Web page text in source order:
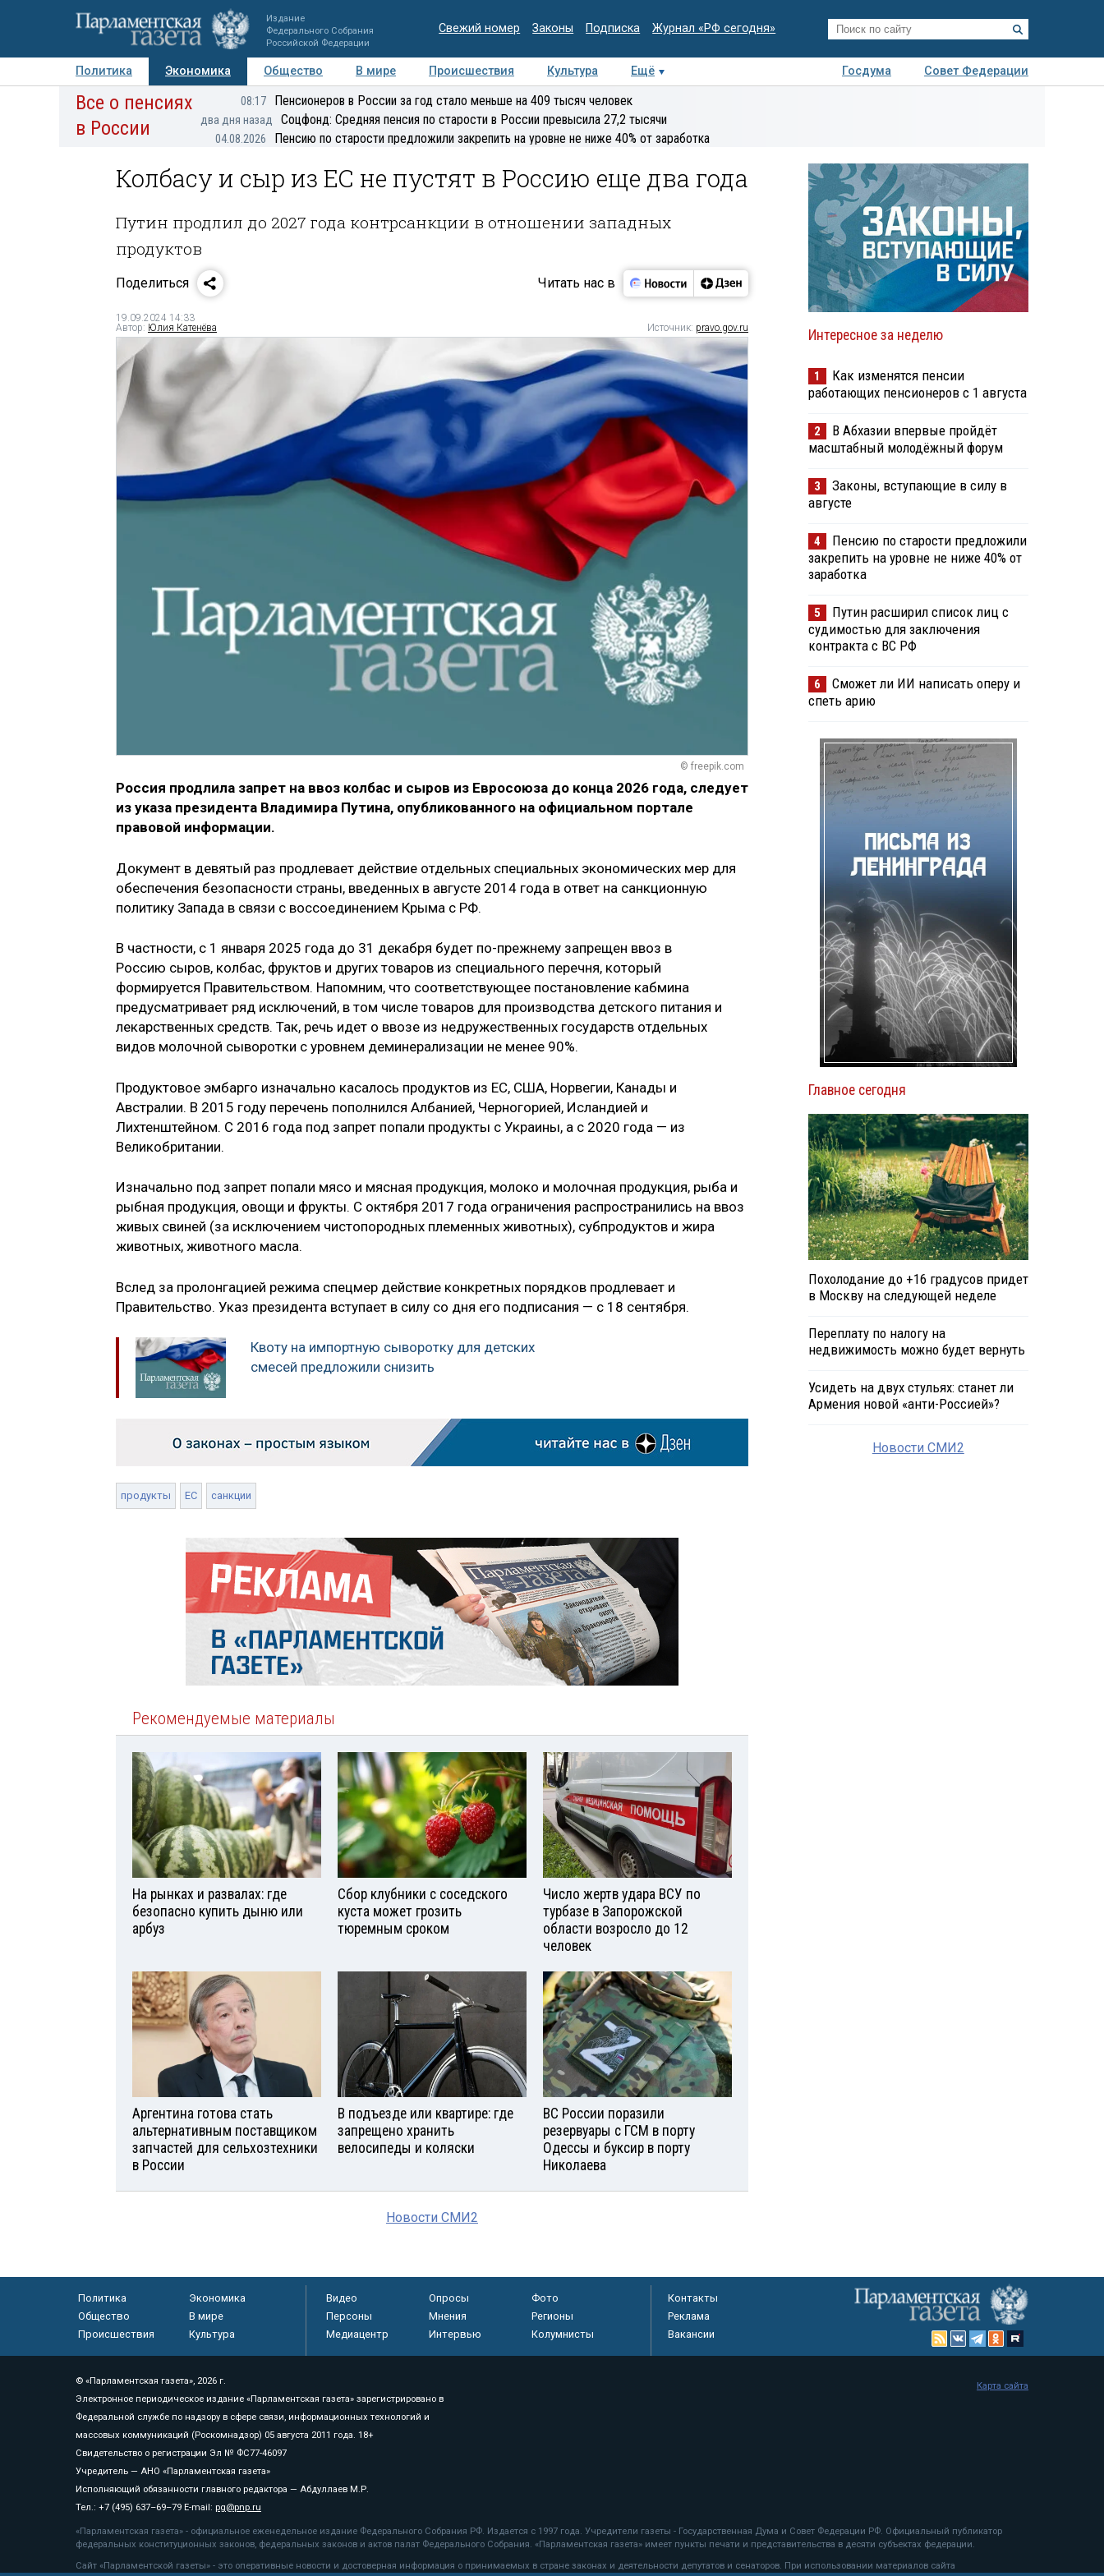
Издание
Федерального Собрания
Российской Федерации
Свежий номер Законы Подписка Журнал «РФ сегодня»
Политика Экономика Общество В мире Происшествия Культура Ещё Госдума
Совет Федерации
Авторы Персоны Мнения Регионы Медиацентр Интервью Колумнисты
Все о пенсиях
в России
08:17 Пенсионеров в России за год стало меньше на 409 тысяч человек
два дня назад Соцфонд: Средняя пенсия по старости в России превысила 27,2 тысячи
04.08.2026 Пенсию по старости предложили закрепить на уровне не ниже 40% от заработка
Колбасу и сыр из ЕС не пустят в Россию еще два года
Путин продлил до 2027 года контрсанкции в отношении западных
продуктов
Поделиться Читать нас в
19.09.2024 14:33
Автор: Юлия Катенёва Источник: pravo.gov.ru
© freepik.com
Россия продлила запрет на ввоз колбас и сыров из Евросоюза до конца 2026 года, следует
из указа президента Владимира Путина, опубликованного на официальном портале
правовой информации.
Документ в девятый раз продлевает действие отдельных специальных экономических мер для
обеспечения безопасности страны, введенных в августе 2014 года в ответ на санкционную
политику Запада в связи с воссоединением Крыма с РФ.
В частности, с 1 января 2025 года до 31 декабря будет по-прежнему запрещен ввоз в
Россию сыров, колбас, фруктов и других товаров из специального перечня, который
формируется Правительством. Напомним, что соответствующее постановление кабмина
предусматривает ряд исключений, в том числе товаров для производства детского питания и
лекарственных средств. Так, речь идет о ввозе из недружественных государств отдельных
видов молочной сыворотки с уровнем деминерализации не менее 90%.
Продуктовое эмбарго изначально касалось продуктов из ЕС, США, Норвегии, Канады и
Австралии. В 2015 году перечень пополнился Албанией, Черногорией, Исландией и
Лихтенштейном. С 2016 года под запрет попали продукты с Украины, а с 2020 года — из
Великобритании.
Изначально под запрет попали мясо и мясная продукция, молоко и молочная продукция, рыба и
рыбная продукция, овощи и фрукты. С октября 2017 года ограничения распространились на ввоз
живых свиней (за исключением чистопородных племенных животных), субпродуктов и жира
животных, животного масла.
Вслед за пролонгацией режима спецмер действие конкретных порядков продлевает и
Правительство. Указ президента вступает в силу со дня его подписания — с 18 сентября.
Квоту на импортную сыворотку для детских
смесей предложили снизить
продукты ЕС санкции
Рекомендуемые материалы
На рынках и развалах: где
безопасно купить дыню или
арбуз
Сбор клубники с соседского
куста может грозить
тюремным сроком
Число жертв удара ВСУ по
турбазе в Запорожской
области возросло до 12
человек
Аргентина готова стать
альтернативным поставщиком
запчастей для сельхозтехники
в России
В подъезде или квартире: где
запрещено хранить
велосипеды и коляски
ВС России поразили
резервуары с ГСМ в порту
Одессы и буксир в порту
Николаева
Новости СМИ2
Интересное за неделю
1
Как изменятся пенсии
работающих пенсионеров с 1 августа
2
В Абхазии впервые пройдёт
масштабный молодёжный форум
3
Законы, вступающие в силу в
августе
4
Пенсию по старости предложили
закрепить на уровне не ниже 40% от
заработка
5
Путин расширил список лиц с
судимостью для заключения
контракта с ВС РФ
6
Сможет ли ИИ написать оперу и
спеть арию
Главное сегодня
Похолодание до +16 градусов придет
в Москву на следующей неделе
Переплату по налогу на
недвижимость можно будет вернуть
Усидеть на двух стульях: станет ли
Армения новой «анти-Россией»?
Новости СМИ2
Политика
Экономика
Общество
В мире
Происшествия
Культура
Видео Опросы
Фото
Персоны
Мнения
Регионы
Медиацентр
Интервью Колумнисты
Контакты
Реклама
Вакансии
© «Парламентская газета», 2026 г.
Электронное периодическое издание «Парламентская газета» зарегистрировано в
Федеральной службе по надзору в сфере связи, информационных технологий и
массовых коммуникаций (Роскомнадзор) 05 августа 2011 года. 18+
Свидетельство о регистрации Эл № ФС77-46097
Учредитель — АНО «Парламентская газета»
Исполняющий обязанности главного редактора — Абдуллаев М.Р.
Тел.: +7 (495) 637–69–79 E-mail: pg@pnp.ru
«Парламентская газета» - официальное еженедельное издание Федерального Собрания РФ. Издается с 1997 года. Учредители газеты - Государственная Дума и Совет Федерации РФ. Официальный публикатор
федеральных конституционных законов, федеральных законов и актов палат Федерального Собрания. «Парламентская газета» имеет пункты печати и представительства в десяти субъектах федерации.
Сайт «Парламентской газеты» - это оперативные новости и достоверная информация о принимаемых в стране законах и деятельности депутатов и сенаторов. При использовании материалов сайта
Карта сайта